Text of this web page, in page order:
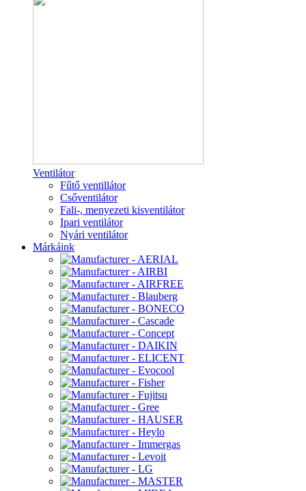
Ventilátor
Fűtő ventillátor
Csőventilátor
Fali-, menyezeti kisventilátor
Ipari ventilátor
Nyári ventilátor
Márkáink